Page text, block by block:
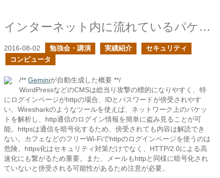
インターネット内に流れているパケットを傍受してみる
2016-08-02 勉強会・講演 実績紹介
セキュリティ
コンピュータ
/** Geminiが自動生成した概要 **/
WordPressなどのCMSは総当り攻撃の標的になりやすく、特
にログインページがhttpの場合、IDとパスワードが傍受されやす
い。Wiresharkのようなツールを使えば、ネットワーク上のパケッ
トを解析し、http通信のログイン情報を簡単に盗み見ることが可
能。httpsは通信を暗号化するため、傍受されても内容は解読でき
ない。カフェなどのフリーWi-Fiでhttpのログインページを使うのは
危険。https化はセキュリティ対策だけでなく、HTTP/2.0による高
速化にも繋がるため重要。また、メールもhttpと同様に暗号化され
ていないと傍受される可能性があるため注意が必要。